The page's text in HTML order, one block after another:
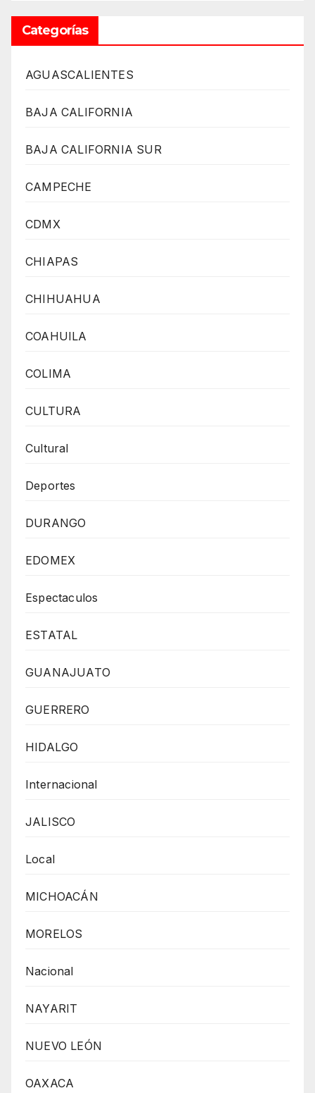
Categorías
AGUASCALIENTES
BAJA CALIFORNIA
BAJA CALIFORNIA SUR
CAMPECHE
CDMX
CHIAPAS
CHIHUAHUA
COAHUILA
COLIMA
CULTURA
Cultural
Deportes
DURANGO
EDOMEX
Espectaculos
ESTATAL
GUANAJUATO
GUERRERO
HIDALGO
Internacional
JALISCO
Local
MICHOACÁN
MORELOS
Nacional
NAYARIT
NUEVO LEÓN
OAXACA